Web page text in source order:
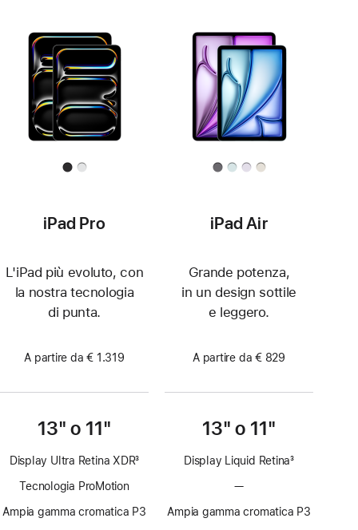
iPad Pro
L'iPad più evoluto, con
la nostra tecnologia
di punta.
A partire da € 1.319
13" o 11"
Display Ultra Retina XDR3
Tecnologia ProMotion
Ampia gamma cromatica P3
iPad Air
Grande potenza,
in un design sottile
e leggero.
A partire da € 829
13" o 11"
Display Liquid Retina3
—Senza
ProMotion
Ampia gamma cromatica P3